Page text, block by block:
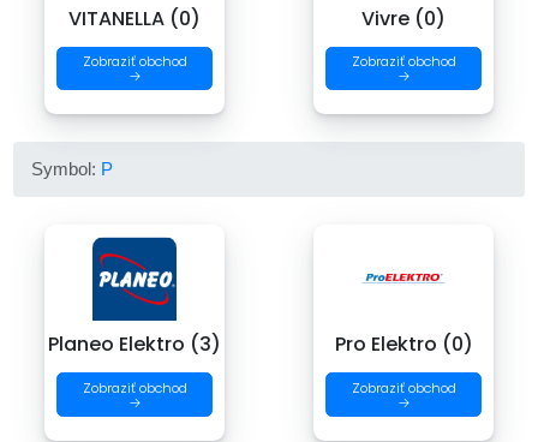
VITANELLA (0)
Zobraziť obchod
→
Vivre (0)
Zobraziť obchod
→
Symbol: P
Planeo Elektro (3)
Zobraziť obchod
→
Pro Elektro (0)
Zobraziť obchod
→